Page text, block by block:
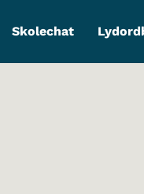
Skolechat